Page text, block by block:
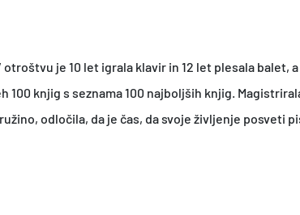
je 10 let igrala klavir in 12 let plesala
100 knjig s seznama 100 najboljših knjig.
odločila, da je čas, da svoje življenje posveti